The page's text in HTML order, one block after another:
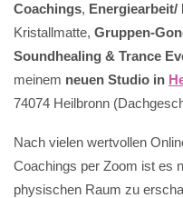
Coachings, Energiearbeit/
Kristallmatte, Gruppen-
Soundhealing & Trance
meinem neuen Studio in
74074 Heilbronn
Nach vielen wertvollen
Coachings per Zoom ist es
physischen Raum zu